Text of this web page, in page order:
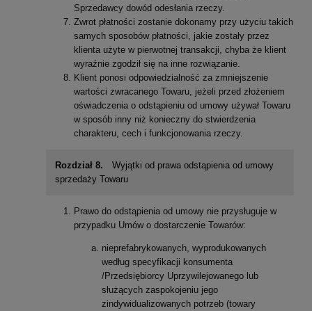
Sprzedawcy dowód odesłania rzeczy.
Zwrot płatności zostanie dokonamy przy użyciu takich
samych sposobów płatności, jakie zostały przez
klienta użyte w pierwotnej transakcji, chyba że klient
wyraźnie zgodził się na inne rozwiązanie.
Klient ponosi odpowiedzialność za zmniejszenie
wartości zwracanego Towaru, jeżeli przed złożeniem
oświadczenia o odstąpieniu od umowy używał Towaru
w sposób inny niż konieczny do stwierdzenia
charakteru, cech i funkcjonowania rzeczy.
Rozdział 8.
Wyjątki od prawa odstąpienia od umowy
sprzedaży Towaru
Prawo do odstąpienia od umowy nie przysługuje w
przypadku Umów o dostarczenie Towarów:
nieprefabrykowanych, wyprodukowanych
według specyfikacji konsumenta
/Przedsiębiorcy Uprzywilejowanego lub
służących zaspokojeniu jego
zindywidualizowanych potrzeb (towary